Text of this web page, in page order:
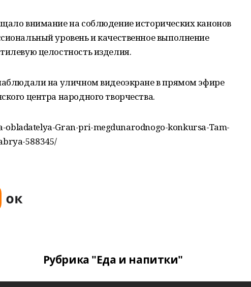
внимание на соблюдение исторических канонов
уровень и качественное выполнение
целостность изделия.
на уличном видеоэкране в прямом эфире
центра народного творчества.
obladatelya-Gran-pri-megdunarodnogo-konkursa-Tam-
588345/
Рубрика "Еда и напитки"